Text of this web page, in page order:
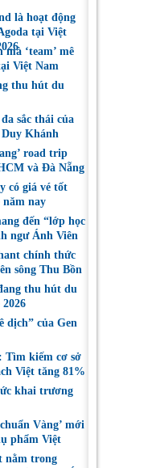
kiếm nhiều
Agoda
là hoạt động
tại Việt
‘team’ mê
Việt Nam
thu hút du
sắc thái của
Khánh
road trip
và Đà Nẵng
có giá vé tốt
nay
đến “lớp học
ngư Ánh Viên
chính thức
sông Thu Bồn
thu hút du
dịch” của Gen
Tìm kiếm cơ sở
Việt tăng 81%
khai trương
Vàng’ mới
phẩm Việt
nằm trong